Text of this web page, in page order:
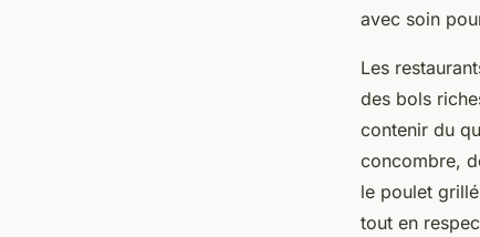
avec soin
Les
des bols
contenir du
concombre,
le poulet
tout en